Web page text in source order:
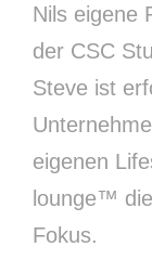
Nils eigene
der CSC
Steve ist
eigenen
lounge™
Fokus.